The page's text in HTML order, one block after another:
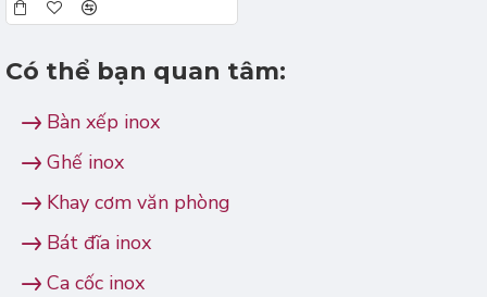
Có thể bạn quan tâm:
Bàn xếp inox
Ghế inox
Khay cơm văn phòng
Bát đĩa inox
Ca cốc inox